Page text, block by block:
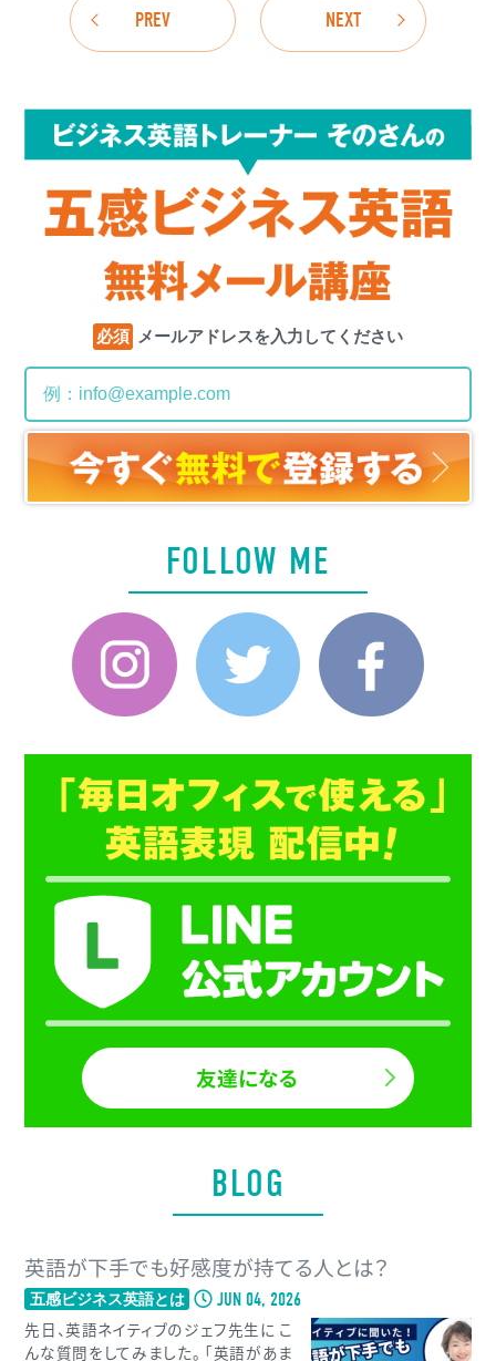
PREV NEXT
必須 メールアドレスを入力してください
FOLLOW ME
友達になる
BLOG
英語が下手でも好感度が持てる人とは？
五感ビジネス英語とは JUN 04, 2026
先日、英語ネイティブのジェフ先生に こ
んな質問をしてみました。 「英語があま